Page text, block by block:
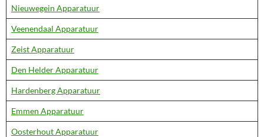
Nieuwegein Apparatuur
Veenendaal Apparatuur
Zeist Apparatuur
Den Helder Apparatuur
Hardenberg Apparatuur
Emmen Apparatuur
Oosterhout Apparatuur